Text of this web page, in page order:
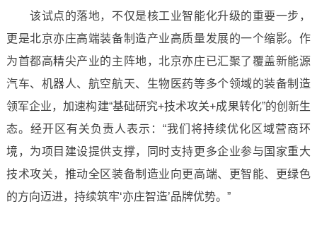
该试点的落地，不仅是核工业智能化升级的重要一步，
更是北京亦庄高端装备制造产业高质量发展的一个缩影。作
为首都高精尖产业的主阵地，北京亦庄已汇聚了覆盖新能源
汽车、机器人、航空航天、生物医药等多个领域的装备制造
领军企业，加速构建“基础研究+技术攻关+成果转化”的创新生
态。经开区有关负责人表示：“我们将持续优化区域营商环
境，为项目建设提供支撑，同时支持更多企业参与国家重大
技术攻关，推动全区装备制造业向更高端、更智能、更绿色
的方向迈进，持续筑牢‘亦庄智造’品牌优势。”